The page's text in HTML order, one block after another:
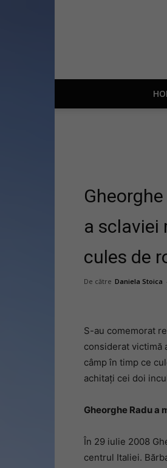
a sclaviei
cules de
De către Daniela Stoica
S-au comemorat
considerat victimă
câmp în timp ce
achitați cei doi
Gheorghe Radu a
În 29 iulie 2008
centrul Italiei.